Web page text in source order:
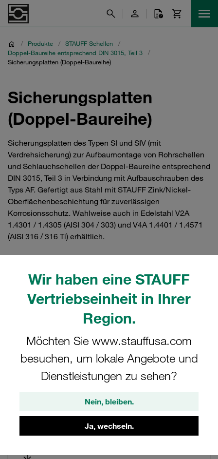
Wir haben eine STAUFF
Vertriebseinheit in Ihrer
Region.
Möchten Sie www.stauffusa.com
besuchen, um lokale Angebote und
Dienstleistungen zu sehen?
Nein, bleiben.
Ja, wechseln.
/ Produkte / STAUFF Schellen
/
Doppel-Baureihe entsprechend DIN 3015, Teil 3
/
Sicherungsplatten (Doppel-Baureihe)
Sicherungsplatten
(Doppel-Baureihe)
Sicherungsplatten des Typen SI und SIV (mit
Verdrehsicherung) zur Aufbaumontage von Rohrschellen
und Schlauchschellen der Doppel-Baureihe entsprechend
DIN 3015, Teil 3 in Verbindung mit Aufbauschrauben des
Typs AF. Gefertigt aus Stahl mit STAUFF Zink/Nickel-
Oberflächenbeschichtung für zuverlässigen
Korrosionsschutz. Wahlweise auch in Edelstahl V2A
1.4301 / 1.4305 (AISI 304 / 303) und V4A 1.4401 / 1.4571
(AISI 316 / 316 Ti) erhältlich.
Filter / Sortierung
Doppel-Baureihe entsprechend DIN 3015, Teil 3
11 Ergebnisse
Gitter Liste
0,25 € / Stück